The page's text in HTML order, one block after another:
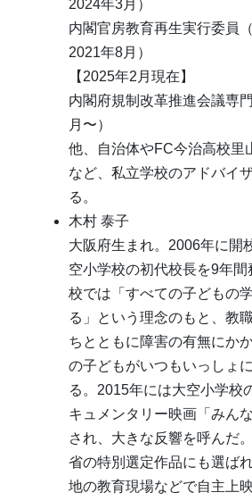
2024年3月）
内閣官房教育再生実行委員（
2021年8月）
【 2025年2 月現在】
内閣府規制改革推進会議専
月〜）
他、自治体やFC今治高校里
など、私立学校のアドバイ
る。
木村 泰子
大阪府生まれ。 2006年に開
空小学校の初代校長を9年間
校では「すべての子どもの
る」という理念のもと、教
ちとともに障害の有無にか
の子どもがいつもいっしょ
る。 2015年には大空小学校
キュメンタリー映画「みん
され、大きな反響を呼んだ
省の特別選定作品にも選ば
地の教育現場などで自主上